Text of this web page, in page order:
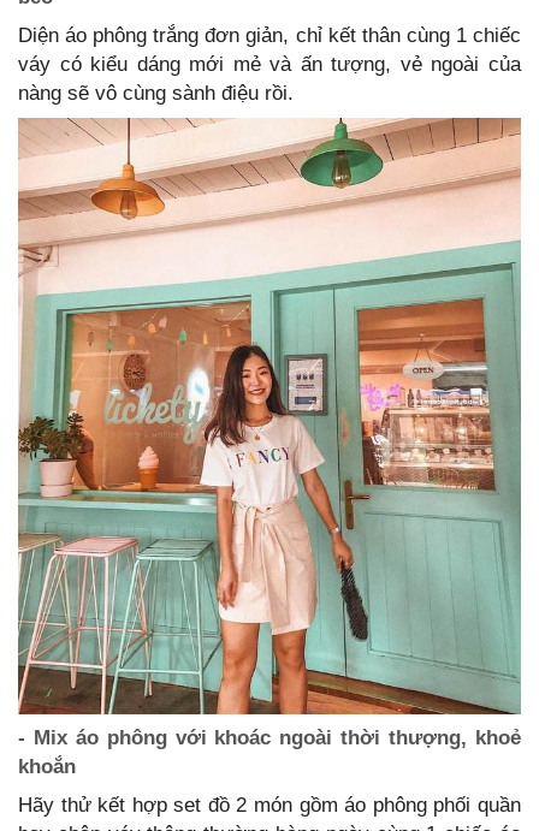
Diện áo phông trắng đơn giản, chỉ kết thân cùng 1 chiếc
váy có kiểu dáng mới mẻ và ấn tượng, vẻ ngoài của
nàng sẽ vô cùng sành điệu rồi.
- Mix áo phông với khoác ngoài thời thượng, khoẻ
khoắn
Hãy thử kết hợp set đồ 2 món gồm áo phông phối quần